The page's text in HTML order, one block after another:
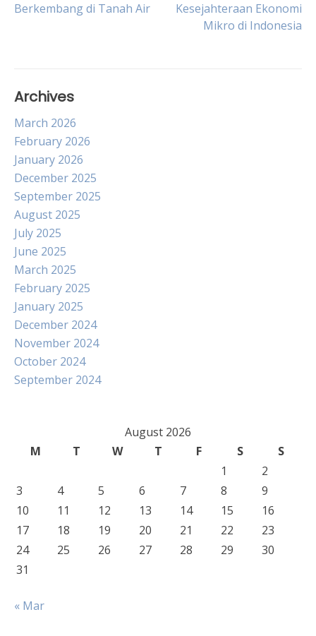
navigation
Berkembang di Tanah Air
Kesejahteraan Ekonomi
Mikro di Indonesia
Archives
March 2026
February 2026
January 2026
December 2025
September 2025
August 2025
July 2025
June 2025
March 2025
February 2025
January 2025
December 2024
November 2024
October 2024
September 2024
August 2026
M
T W T F S
S
1
2
3
4 5 6 7 8
9
10
11 12 13 14 15
16
17
18 19 20 21 22
23
24
25 26 27 28 29
30
31
« Mar